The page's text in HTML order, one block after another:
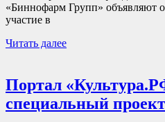
«Биннофарм Групп» объявляют о
участие в
Читать далее
Портал
специальный